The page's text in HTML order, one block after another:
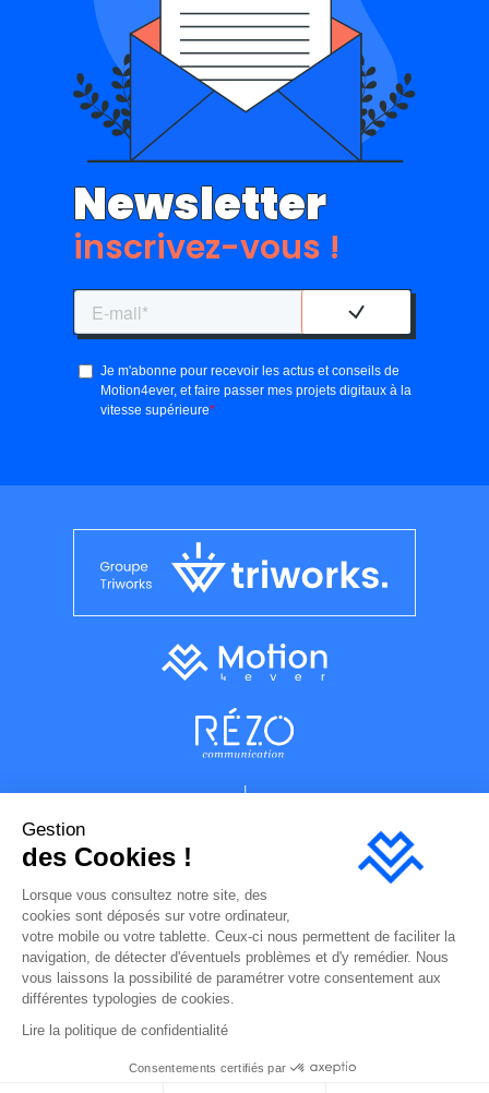
Newsletter
inscrivez-vous !
Plan du site
Hébergement site internet
Réalisation : Motion4ever
Gestion
des Cookies !
Lorsque vous consultez notre site, des
cookies sont déposés sur votre ordinateur,
votre mobile ou votre tablette. Ceux-ci nous permettent de faciliter la
navigation, de détecter d'éventuels problèmes et d'y remédier. Nous
vous laissons la possibilité de paramétrer votre consentement aux
différentes typologies de cookies.
Lire la politique de confidentialité
Consentements certifiés par